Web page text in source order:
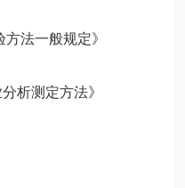
法一般规定》
析测定方法》